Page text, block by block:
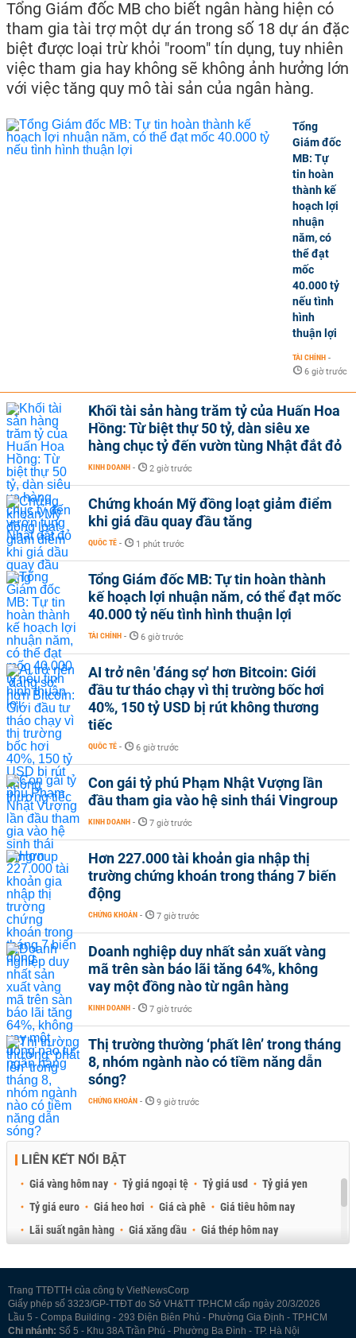
Tổng Giám đốc MB cho biết ngân hàng hiện có
tham gia tài trợ một dự án trong số 18 dự án đặc
biệt được loại trừ khỏi "room" tín dụng, tuy nhiên
việc tham gia hay không sẽ không ảnh hưởng lớn
với việc tăng quy mô tài sản của ngân hàng.
Tổng
Giám đốc
MB: Tự
tin hoàn
thành kế
hoạch lợi
nhuận
năm, có
thể đạt
mốc
40.000 tỷ
nếu tình
hình
thuận lợi
TÀI CHÍNH -
6 giờ trước
Khối tài sản hàng trăm tỷ của Huấn Hoa
Hồng: Từ biệt thự 50 tỷ, dàn siêu xe
hàng chục tỷ đến vườn tùng Nhật đắt đỏ
KINH DOANH - 2 giờ trước
Chứng khoán Mỹ đồng loạt giảm điểm
khi giá dầu quay đầu tăng
QUỐC TẾ - 1 phút trước
Tổng Giám đốc MB: Tự tin hoàn thành
kế hoạch lợi nhuận năm, có thể đạt mốc
40.000 tỷ nếu tình hình thuận lợi
TÀI CHÍNH - 6 giờ trước
AI trở nên 'đáng sợ' hơn Bitcoin: Giới
đầu tư tháo chạy vì thị trường bốc hơi
40%, 150 tỷ USD bị rút không thương
tiếc
QUỐC TẾ - 6 giờ trước
Con gái tỷ phú Phạm Nhật Vượng lần
đầu tham gia vào hệ sinh thái Vingroup
KINH DOANH - 7 giờ trước
Hơn 227.000 tài khoản gia nhập thị
trường chứng khoán trong tháng 7 biến
động
CHỨNG KHOÁN - 7 giờ trước
Doanh nghiệp duy nhất sản xuất vàng
mã trên sàn báo lãi tăng 64%, không
vay một đồng nào từ ngân hàng
KINH DOANH - 7 giờ trước
Thị trường thường ‘phất lên’ trong tháng
8, nhóm ngành nào có tiềm năng dẫn
sóng?
CHỨNG KHOÁN - 9 giờ trước
LIÊN KẾT NỔI BẬT
Giá vàng hôm nay Tỷ giá ngoại tệ Tỷ giá usd
Tỷ giá yen
Tỷ giá euro
Giá heo hơi Giá cà phê
Giá tiêu hôm nay
Lãi suất ngân hàng
Giá xăng dầu
Giá thép hôm nay
Trang TTĐTTH của công ty VietNewsCorp
Giấy phép số 3323/GP-TTĐT do Sở VH&TT TP.HCM cấp ngày 20/3/2026
Lầu 5 - Compa Building - 293 Điện Biên Phủ - Phường Gia Định - TP.HCM
Chi nhánh: Số 5 - Khu 38A Trần Phú - Phường Ba Đình - TP. Hà Nội